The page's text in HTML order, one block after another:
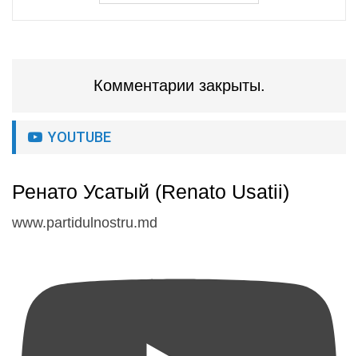
Комментарии закрыты.
YOUTUBE
Ренато Усатый (Renato Usatii)
www.partidulnostru.md